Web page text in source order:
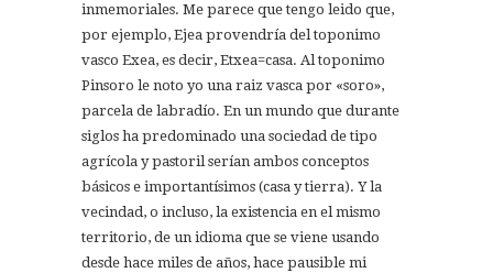
inmemoriales. Me parece que tengo leido que,
por ejemplo, Ejea provendría del toponimo
vasco Exea, es decir, Etxea=casa. Al toponimo
Pinsoro le noto yo una raiz vasca por «soro»,
parcela de labradío. En un mundo que durante
siglos ha predominado una sociedad de tipo
agrícola y pastoril serían ambos conceptos
básicos e importantísimos (casa y tierra). Y la
vecindad, o incluso, la existencia en el mismo
territorio, de un idioma que se viene usando
desde hace miles de años, hace pausible mi